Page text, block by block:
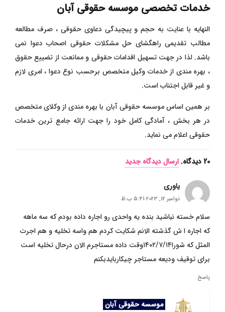
خدمات تخصصی موسسه حقوقی آبان
النهایه با عنایت به حجم و پیچیدگی دعاوی حقوقی ، صرف مطالعه
مطالب تقدیمی راهگشای حل مشکلات حقوقی اصحاب دعوا نمی
باشد. لذا در جهت تسهیل اقدامات حقوقی و ممانعت از تضییع حقوق
، بهره مندی از خدمات وکیل متخصص برحسب نوع دعوا ، امری لازم
و غیر قابل اجتناب است.
بر همین اساس موسسه حقوقی آبان با بهره مندی از وکلای متخصص
در هر بخش ، آمادگی کامل خود را جهت ارائه جامع ترین خدمات
حقوقی اعلام می نماید.
20دیدگاه. ارسال دیدگاه جدید
یاوری
نوامبر 12, 2023 5:41 ب.ظ
سلام خسته نباشید بنده یه واحدی رو اجاره داده بودم که سه ماهه
که اجاره ا ش گذشته الانم شکایت کردم هم واسه تخلیه و هم اجرت
المثل که شورا۱۴۰۲/۷/۱۴وقت داده مستاجرم الان درحال تخلیه است
برای توقیف ودیعه مستاجر چیکاربایدبکنم
پاسخ
موسسه حقوقی آبان